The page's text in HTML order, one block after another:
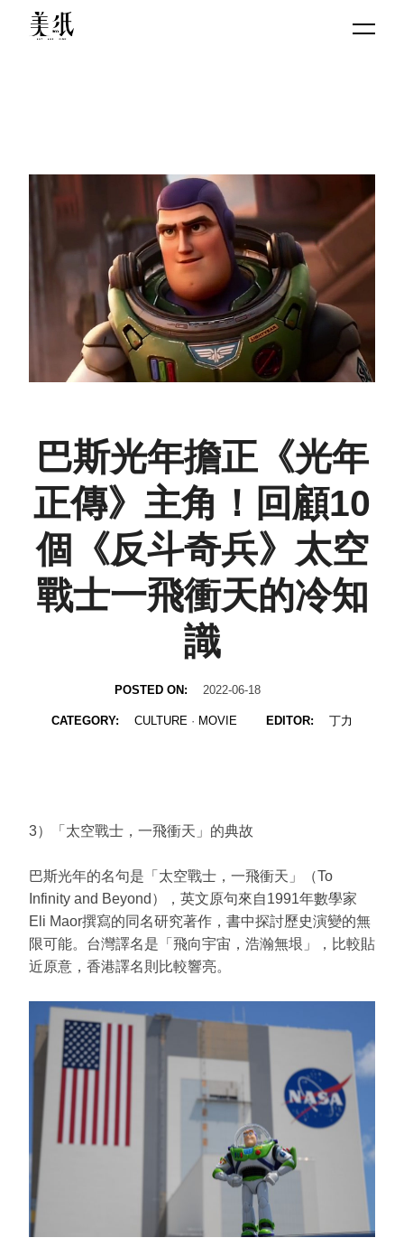
巴斯光年擔正《光年
正傳》主角！回顧10
個《反斗奇兵》太空
戰士一飛衝天的冷知
識
POSTED ON: 2022-06-18
CATEGORY: CULTURE · MOVIE EDITOR: 丁力
3）「太空戰士，一飛衝天」的典故
巴斯光年的名句是「太空戰士，一飛衝天」（To
Infinity and Beyond），英文原句來自1991年數學家
Eli Maor撰寫的同名研究著作，書中探討歷史演變的無
限可能。台灣譯名是「飛向宇宙，浩瀚無垠」，比較貼
近原意，香港譯名則比較響亮。